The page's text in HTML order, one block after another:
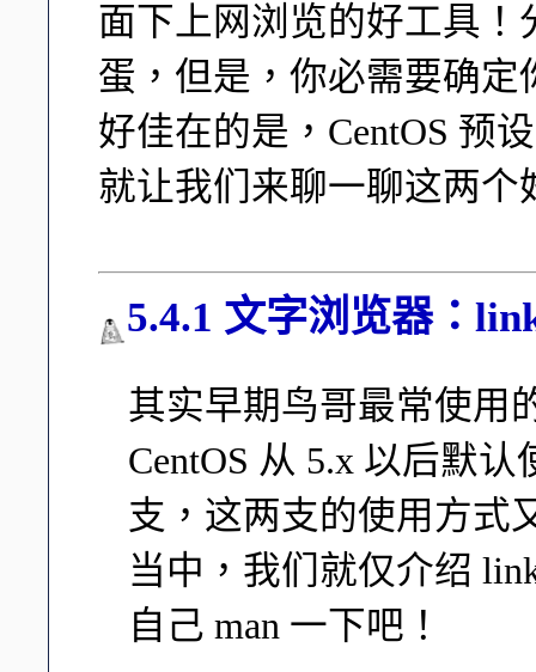
面下上网浏览的好工具！
蛋，但是，你必需要确
好佳在的是，CentOS 预
就让我们来聊一聊这两个
5.4.1 文字浏览器：
其实早期鸟哥最常使用
CentOS 从 5.x 以后默
支，这两支的使用方式
当中，我们就仅介绍
自己 man 一下吧！